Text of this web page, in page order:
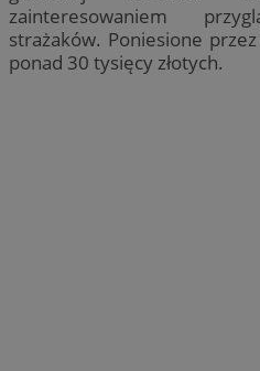
zainteresowaniem
strażaków. Poniesione
ponad 30 tysięcy złotych.